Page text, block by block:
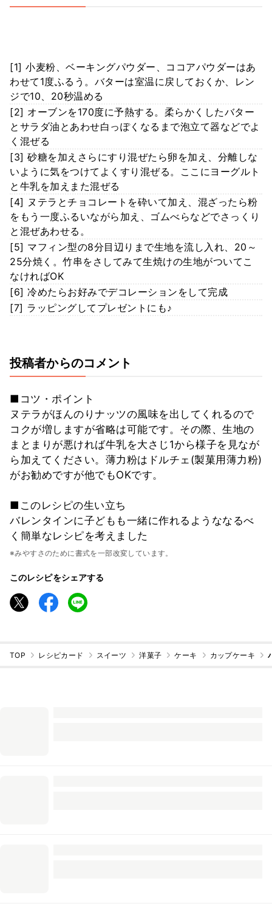
[1] 小麦粉、ベーキングパウダー、ココアパウダーはあ
わせて1度ふるう。バターは室温に戻しておくか、レン
ジで10、20秒温める
[2] オーブンを170度に予熱する。柔らかくしたバター
とサラダ油とあわせ白っぽくなるまで泡立て器などでよ
く混ぜる
[3] 砂糖を加えさらにすり混ぜたら卵を加え、分離しな
いように気をつけてよくすり混ぜる。ここにヨーグルト
と牛乳を加えまた混ぜる
[4] ヌテラとチョコレートを砕いて加え、混ざったら粉
をもう一度ふるいながら加え、ゴムべらなどでさっくり
と混ぜあわせる。
[5] マフィン型の8分目辺りまで生地を流し入れ、20～
25分焼く。竹串をさしてみて生焼けの生地がついてこ
なければOK
[6] 冷めたらお好みでデコレーションをして完成
[7] ラッピングしてプレゼントにも♪
投稿者からのコメント
■コツ・ポイント
ヌテラがほんのりナッツの風味を出してくれるので
コクが増しますが省略は可能です。その際、生地の
まとまりが悪ければ牛乳を大さじ1から様子を見なが
ら加えてください。薄力粉はドルチェ(製菓用薄力粉)
がお勧めですが他でもOKです。
■このレシピの生い立ち
バレンタインに子どもも一緒に作れるようななるべ
く簡単なレシピを考えました
※みやすさのために書式を一部改変しています。
このレシピをシェアする
TOP レシピカード スイーツ 洋菓子 ケーキ カップケーキ